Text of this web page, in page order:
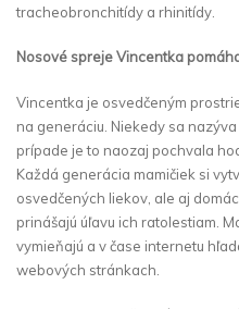
tracheobronchitídy a rhinitídy.
Nosové spreje Vincentka
Vincentka je osvedčeným
na generáciu. Niekedy sa
prípade je to naozaj pochvala
Každá generácia mamičiek si
osvedčených liekov, ale aj
prinášajú úľavu ich ratolestiam.
vymieňajú a v čase internetu
webových stránkach.